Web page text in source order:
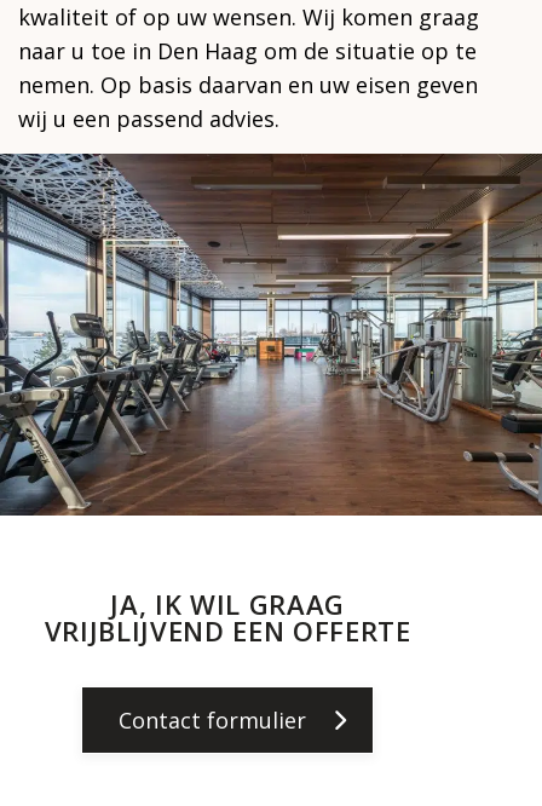
kwaliteit of op uw wensen. Wij komen graag
naar u toe in Den Haag om de situatie op te
nemen. Op basis daarvan en uw eisen geven
wij u een passend advies.
JA, IK WIL GRAAG
VRIJBLIJVEND EEN OFFERTE
Contact formulier